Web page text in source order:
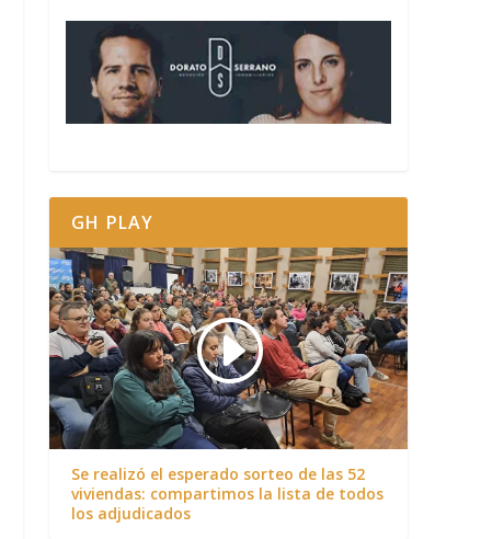
GH PLAY
Se realizó el esperado sorteo de las 52
viviendas: compartimos la lista de todos
los adjudicados